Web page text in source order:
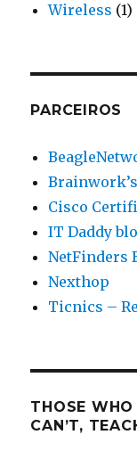
Wireless (1)
PARCEIROS
Cisco
IT Daddy
NetFinders
Nexthop
Ticnics –
THOSE
CAN’T,